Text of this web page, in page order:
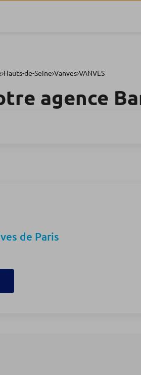
Hauts-de-Seine Vanves VANVES
agence
de Paris